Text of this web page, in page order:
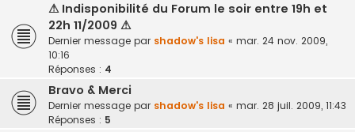
⚠ Indisponibilité du Forum le soir entre 19h et
22h 11/2009 ⚠
Dernier message par shadow's lisa « mar. 24 nov. 2009,
10:16
Réponses : 4
Bravo & Merci
Dernier message par shadow's lisa « mar. 28 juil. 2009, 11:43
Réponses : 5